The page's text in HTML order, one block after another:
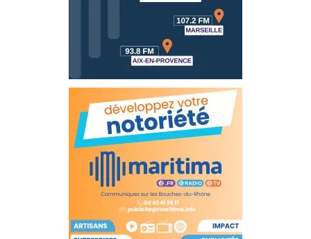
L'anecdote